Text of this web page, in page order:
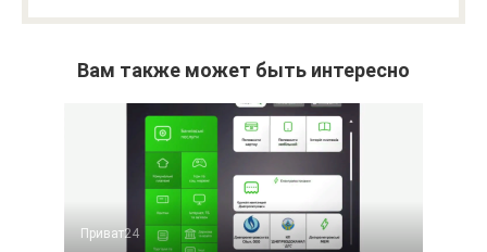
Вам также может быть интересно
Приват24